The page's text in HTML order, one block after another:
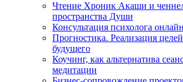
Чтение Хроник Акаши и
пространства Души
Консультация психолога онлайн
Прогностика. Реализация
будущего
Коучинг, как альтернатива
медитации